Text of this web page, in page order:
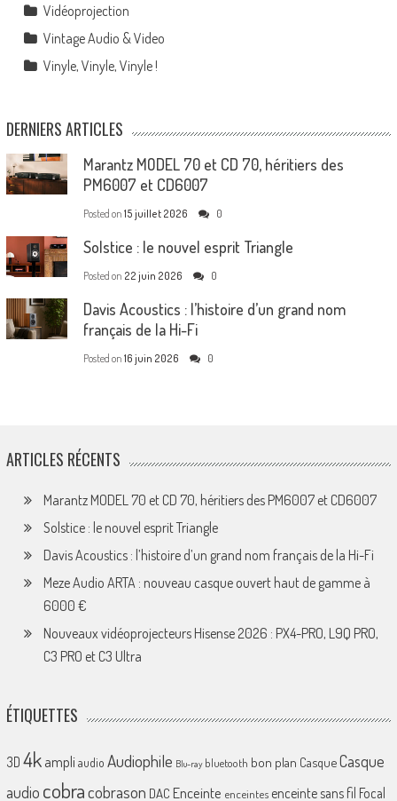
Vidéoprojection
Vintage Audio & Video
Vinyle, Vinyle, Vinyle !
DERNIERS ARTICLES
Marantz MODEL 70 et CD 70, héritiers des
PM6007 et CD6007
Posted on 15 juillet 2026 0
Solstice : le nouvel esprit Triangle
Posted on 22 juin 2026 0
Davis Acoustics : l’histoire d’un grand nom
français de la Hi-Fi
Posted on 16 juin 2026 0
ARTICLES RÉCENTS
Marantz MODEL 70 et CD 70, héritiers des PM6007 et CD6007
Solstice : le nouvel esprit Triangle
Davis Acoustics : l’histoire d’un grand nom français de la Hi-Fi
Meze Audio ARTA : nouveau casque ouvert haut de gamme à
6000 €
Nouveaux vidéoprojecteurs Hisense 2026 : PX4-PRO, L9Q PRO,
C3 PRO et C3 Ultra
ÉTIQUETTES
3D 4k ampliaudio Audiophile Blu-ray bluetooth bon plan CasqueCasque
audio cobracobrason DAC Enceinte enceintes enceinte sans fil Focal